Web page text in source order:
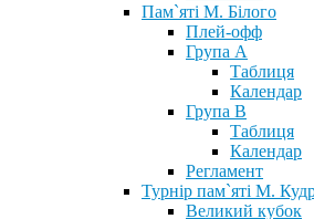
Пам`яті М. Білого
Плей-офф
Група А
Таблиця
Календар
Група В
Таблиця
Календар
Регламент
Турнір пам`яті М.
Великий кубок